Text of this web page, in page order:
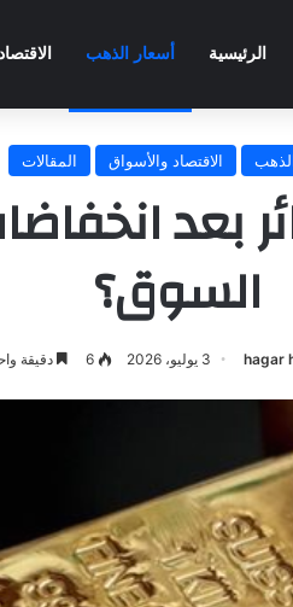
الرئيسية أسعار الذهب
الاقتصاد والأسواق المقالات
بعد
السوق؟
hagar 3 يوليو، 2026 6 دقيقة